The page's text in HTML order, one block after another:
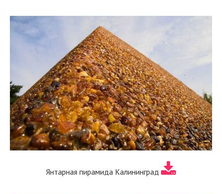
Янтарная пирамида Калининград